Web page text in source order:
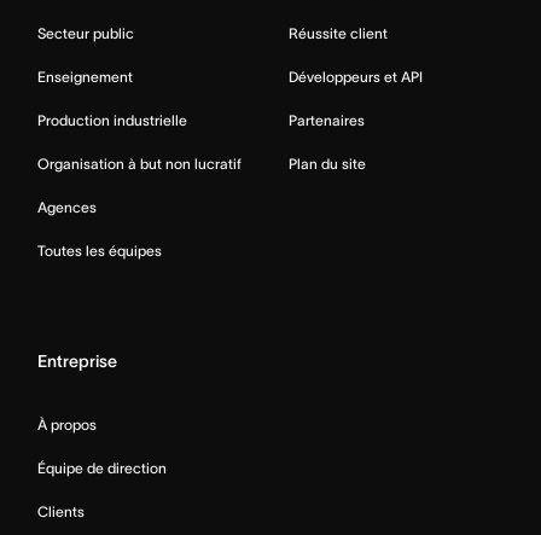
Secteur public
Enseignement
Production industrielle
Organisation à but non lucratif
Agences
Toutes les équipes
Réussite client
Développeurs et API
Partenaires
Plan du site
Entreprise
À propos
Équipe de direction
Clients